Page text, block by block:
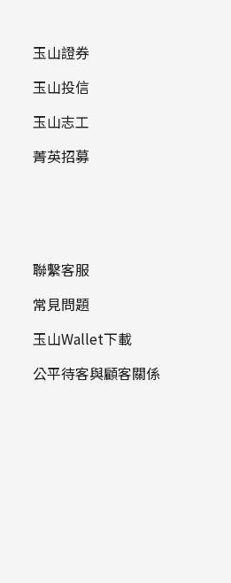
玉山證券
玉山投信
玉山志工
菁英招募
聯繫客服
常見問題
玉山Wallet下載
公平待客與顧客關係